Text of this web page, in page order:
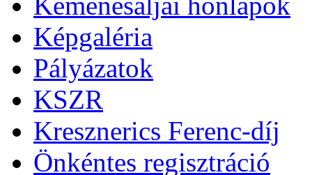
Képgaléria
Pályázatok
KSZR
Kresznerics Ferenc-díj
Önkéntes regisztráció